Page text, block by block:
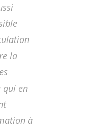
la
qui en
à